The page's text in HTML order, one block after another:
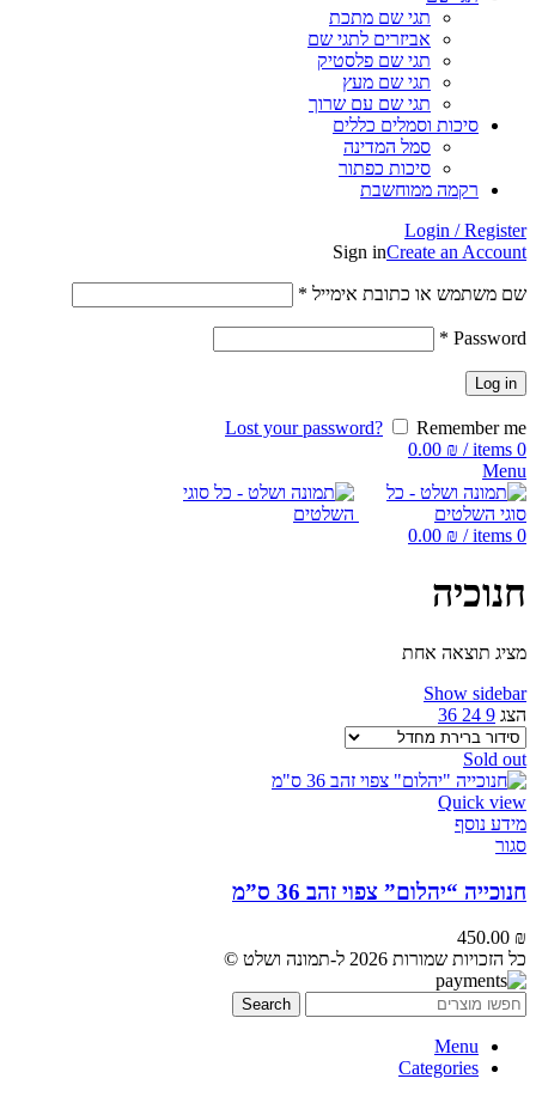
תגי שם מתכת
אביזרים לתגי שם
תגי שם פלסטיק
תגי שם מעץ
תגי שם עם שרוך
סיכות וסמלים כללים
סמל המדינה
סיכות כפתור
רקמה ממוחשבת
Login / Register
Sign inCreate an Account
שם משתמש או כתובת אימייל *
Password
*
Log in
Lost your password?
Remember me
0
items
/
0.00 ₪
Menu
0
items
/
0.00 ₪
חנוכיה
מציג תוצאה אחת
Show sidebar
הצג 9
24
36
Sold out
Quick view
מידע נוסף
סגור
חנוכייה “יהלום” צפוי זהב 36 ס”מ
450.00 ₪
כל הזכויות שמורות 2026 ל-תמונה ושלט ©
Search
Menu
Categories